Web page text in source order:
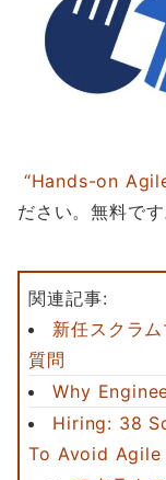
“Hands-on
ださい。無料です
関連記事:
新任スクラ
質問
Why
Hiring: 38
To Avoid